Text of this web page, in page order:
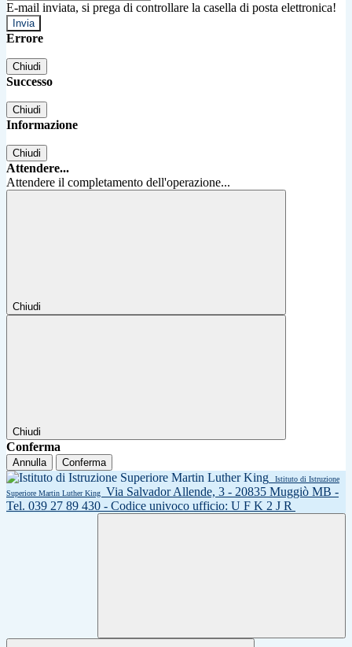
E-mail inviata, si prega di controllare la casella di posta elettronica!
Errore
Chiudi
Successo
Chiudi
Informazione
Chiudi
Attendere...
Attendere il completamento dell'operazione...
Chiudi
Chiudi
Conferma
Annulla Conferma
Istituto di Istruzione
Superiore Martin Luther King
Via Salvador Allende, 3 - 20835 Muggiò MB -
Tel. 039 27 89 430 - Codice univoco ufficio: U F K 2 J R